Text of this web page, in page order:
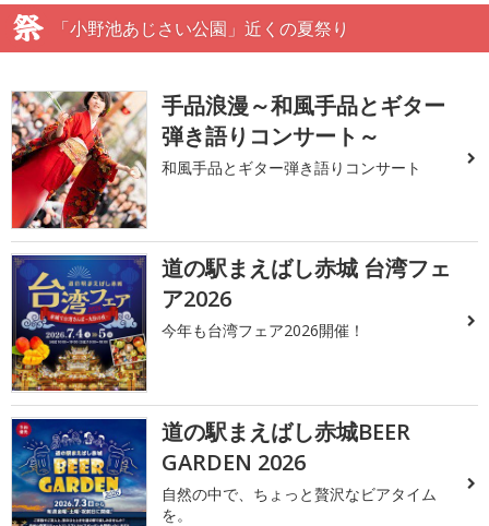
「小野池あじさい公園」近くの夏祭り
手品浪漫～和風手品とギター
弾き語りコンサート～
和風手品とギター弾き語りコンサート
道の駅まえばし赤城 台湾フェ
ア2026
今年も台湾フェア2026開催！
道の駅まえばし赤城BEER
GARDEN 2026
自然の中で、ちょっと贅沢なビアタイム
を。